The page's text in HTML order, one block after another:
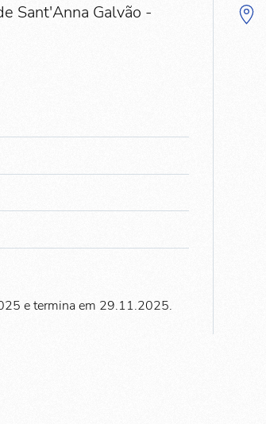
Sant'Anna Galvão -
e termina em 29.11.2025.